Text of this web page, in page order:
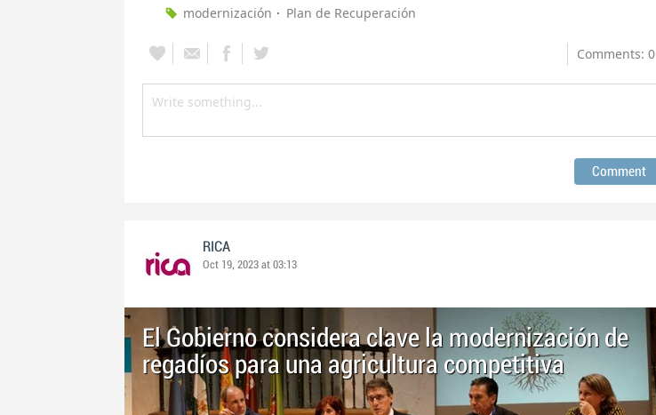
modernización
Plan de Recuperación
Comments: 0
RICA
Oct 19, 2023 at 03:13
El Gobierno considera clave la modernización de
regadíos para una agricultura competitiva